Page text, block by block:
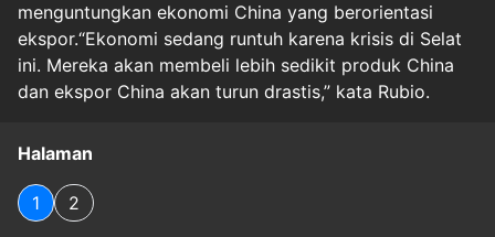
menguntungkan ekonomi China yang berorientasi
ekspor.“Ekonomi sedang runtuh karena krisis di Selat
ini. Mereka akan membeli lebih sedikit produk China
dan ekspor China akan turun drastis,” kata Rubio.
Halaman
1 2